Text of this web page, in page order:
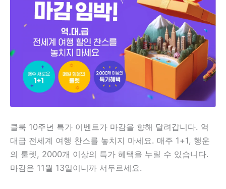
클룩 10주년 특가 이벤트가 마감을 향해 달려갑니다. 역
대급 전세계 여행 찬스를 놓치지 마세요. 매주 1+1, 행운
의 룰렛, 2000개 이상의 특가 혜택을 누릴 수 있습니다.
마감은 11월 13일이니까 서두르세요.